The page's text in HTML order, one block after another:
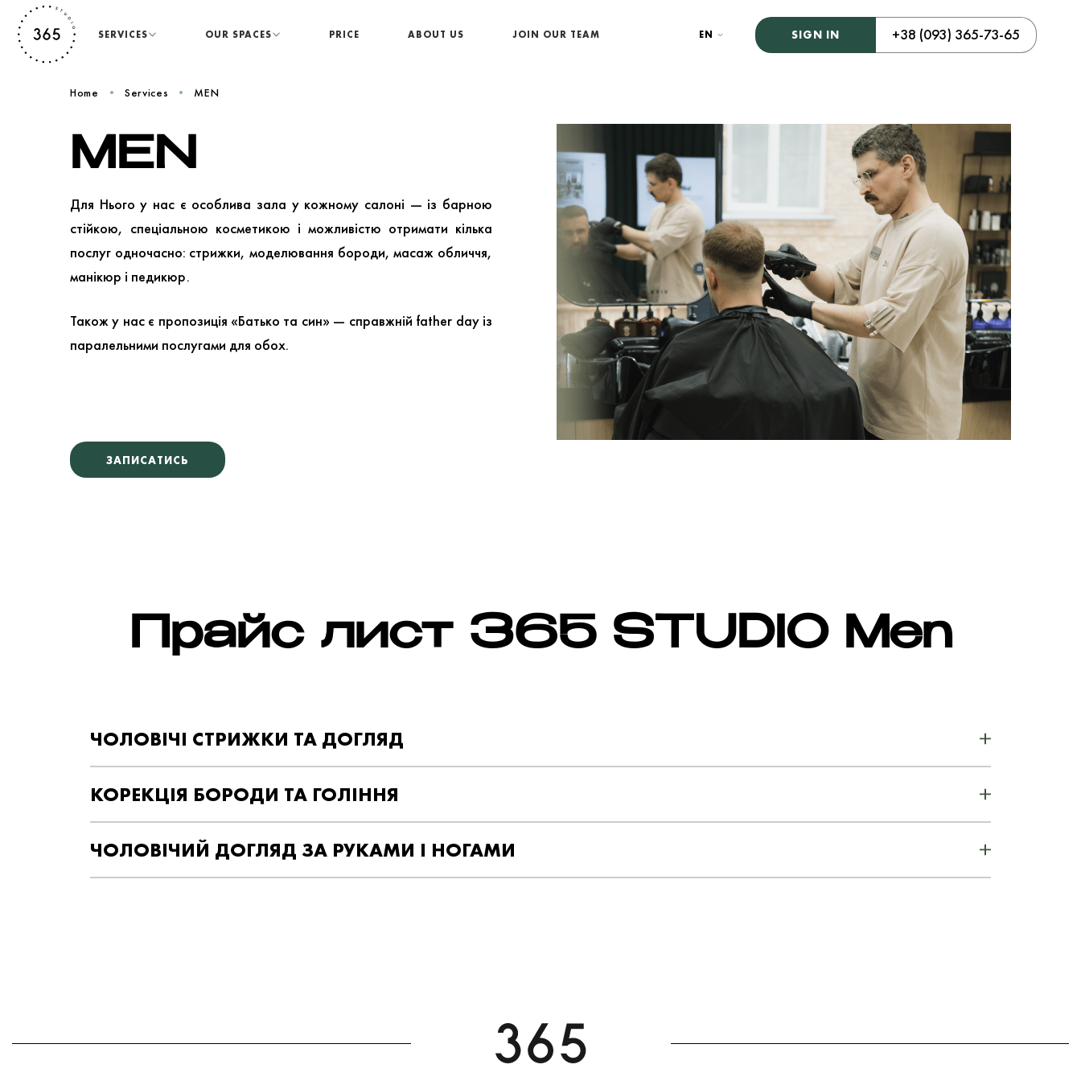
SERVICES OUR SPACES PRICE ABOUT US JOIN OUR TEAM EN SIGN IN +38 (093) 365-73-65
Home Services MEN
MEN
Для Нього у нас є особлива зала у кожному салоні — із барною
стійкою, спеціальною косметикою і можливістю отримати кілька
послуг одночасно: стрижки, моделювання бороди, масаж обличчя,
манікюр і педикюр.
Також у нас є пропозиція «Батько та син» — справжній father day із
паралельними послугами для обох.
ЗАПИСАТИСЬ
Прайс лист 365 STUDIO Men
ЧОЛОВІЧІ СТРИЖКИ ТА ДОГЛЯД
КОРЕКЦІЯ БОРОДИ ТА ГОЛІННЯ
ЧОЛОВІЧИЙ ДОГЛЯД ЗА РУКАМИ І НОГАМИ